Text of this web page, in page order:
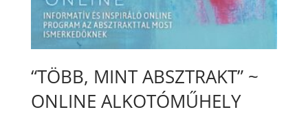
“TÖBB, MINT ABSZTRAKT” ~
ONLINE ALKOTÓMŰHELY